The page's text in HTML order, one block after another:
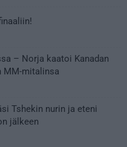
– Norja kaatoi Kanadan
MM-mitalinsa
Tshekin nurin ja eteni
jälkeen